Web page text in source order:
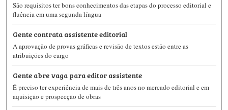
São requisitos ter bons conhecimentos das etapas do processo editorial e
fluência em uma segunda língua
Gente contrata assistente editorial
A aprovação de provas gráficas e revisão de textos estão entre as
atribuições do cargo
Gente abre vaga para editor assistente
É preciso ter experiência de mais de três anos no mercado editorial e em
aquisição e prospecção de obras